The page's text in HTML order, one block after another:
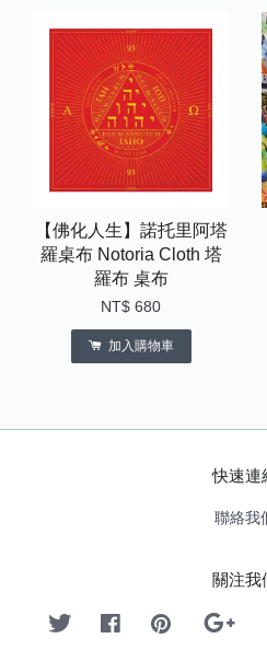
【佛化人生】諾托里阿塔
羅桌布 Notoria Cloth 塔
羅布 桌布
NT$ 680
加入購物車
快速連
聯絡我
關注我
Twitter FacebookPinterest